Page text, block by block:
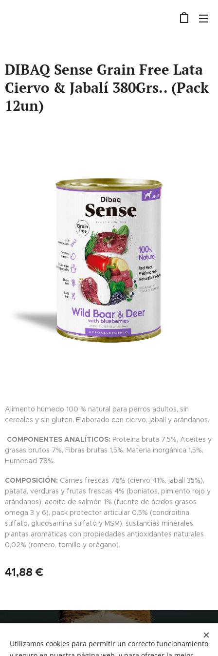
DIBAQ Sense Grain Free Lata
Ciervo & Jabalí 380Grs.. (Pack
12un)
Alimento húmedo 100 % natural para perros adultos, sin
cereales y sin gluten. Elaborado con ciervo, jabalí y arándanos.
COMPONENTES ANALÍTICOS: Proteína bruta 7,5%, Aceites y
grasas brutos 7%, Fibras brutas 1,5%, Materia inorgánica 1,5%,
Humedad 78%.
COMPOSICIÓN: Carnes frescas 76% (ciervo 41%, jabalí 35%),
patata, verduras y frutas frescas 4% (boniatos, pimiento rojo y
arándanos), aceite de salmón 1% (fuente de ácidos grasos
omega 3 y 6), pack protector articular 0,5% (condroitina
sulfato, glucosamina sulfato y MSM), sustancias minerales,
plantas aromáticas con propiedades antioxidantes naturales
0,02% (romero, tomillo y orégano).
41,88 €
Tf.666351543
Utilizamos cookies para permitir un correcto funcionamiento